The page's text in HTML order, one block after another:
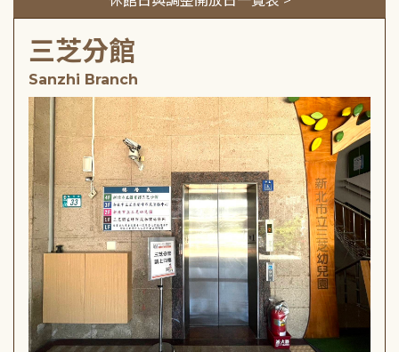
三芝分館
Sanzhi Branch